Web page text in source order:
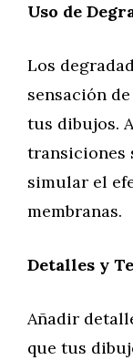
Uso de
Los
sensación
tus dibujos.
transiciones
simular el
membranas.
Detalles y
Añadir
que tus